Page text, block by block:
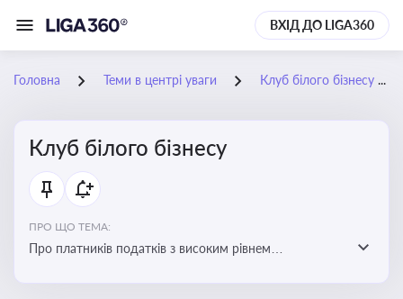
ВХІД ДО LIGA360
Головна Теми в центрі уваги Клуб білого бізнесу
Клуб білого бізнесу
ПРО ЩО ТЕМА:
Про платників податків з високим рівнем